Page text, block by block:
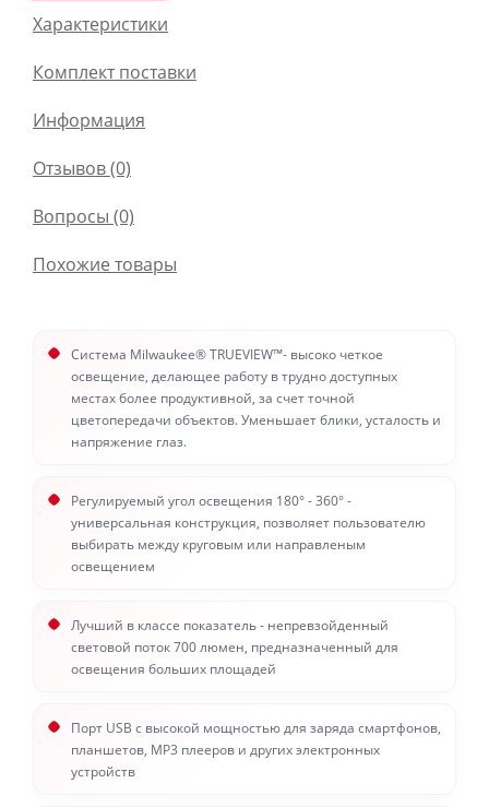
Характеристики
Комплект поставки
Информация
Отзывов (0)
Вопросы (0)
Похожие товары
Система Milwaukee® TRUEVIEW™- высоко четкое
освещение, делающее работу в трудно доступных
местах более продуктивной, за счет точной
цветопередачи объектов. Уменьшает блики, усталость и
напряжение глаз.
Регулируемый угол освещения 180° - 360° -
универсальная конструкция, позволяет пользователю
выбирать между круговым или направленым
освещением
Лучший в классе показатель - непревзойденный
световой поток 700 люмен, предназначенный для
освещения больших площадей
Порт USB с высокой мощностью для заряда смартфонов,
планшетов, МР3 плееров и других электронных
устройств